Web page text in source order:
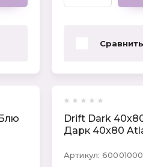
Сравнить
Drift Dark
Дарк 40x80
Артикул: